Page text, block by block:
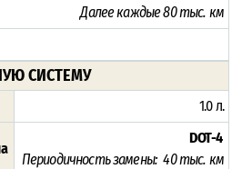
Далее каждые 80 тыс. км
СИСТЕМУ
1.0 л.
DOT-4
Периодичность замены: 40 тыс. км